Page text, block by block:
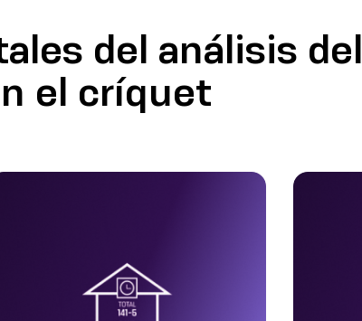
del análisis del
el críquet